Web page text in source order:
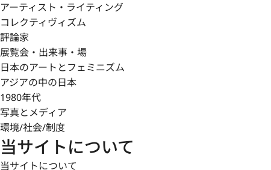
アーティスト・ライティング
コレクティヴィズム
評論家
展覧会・出来事・場
日本のアートとフェミニズム
アジアの中の日本
1980年代
写真とメディア
環境/社会/制度
当サイトについて
当サイトについて